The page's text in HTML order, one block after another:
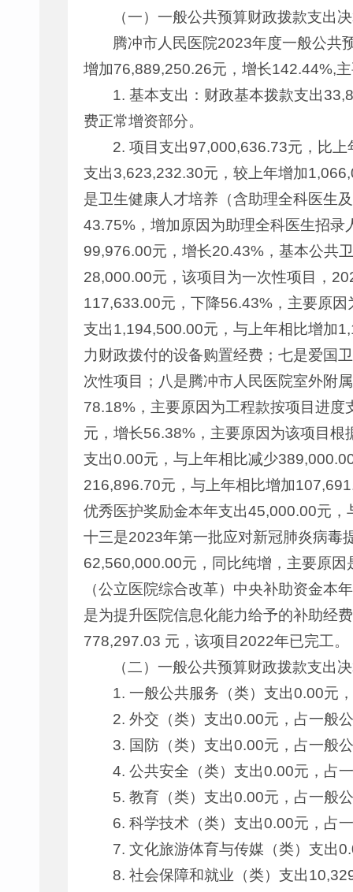
（一）一般公共预算财政拨款支出
腾冲市人民医院2023年度一般公共
增加76,889,250.26元，增长142.44%,
1. 基本支出：财政基本拨款支出
费正常增资部分。
2. 项目支出97,000,636.73元，比
支出3,623,232.30元，较上年增加
是卫生健康人才培养（含助理全科医生
43.75%，增加原因为助理全科医生招
99,976.00元，增长20.43%，基本公共
28,000.00元，该项目为一次性项目，
117,633.00元，下降56.43%，主要原
支出1,194,500.00元，与上年相比增加
力财政拨付的设备购置经费；七是爱国
次性项目；八是腾冲市人民医院室外附
78.18%，主要原因为工程款按项目进
元，增长56.38%，主要原因为该项目
支出0.00元，与上年相比减少
216,896.70元，与上年相比增加
优秀医护奖励金本年支出45,000.00元
十三是2023年第一批应对新冠肺炎病毒
62,560,000.00元，同比纯增，主要原
（公立医院综合改革）中央补助资金
是为提升医院信息化能力给予的补助经
778,297.03 元，该项目2022年已完工。
（二）一般公共预算财政拨款支出
1. 一般公共服务（类）支出0.00元
2. 外交（类）支出0.00元，占一般
3. 国防（类）支出0.00元，占一般
4. 公共安全（类）支出0.00元，占
5. 教育（类）支出0.00元，占一般
6. 科学技术（类）支出0.00元，占
7. 文化旅游体育与传媒（类）支出
8. 社会保障和就业（类）支出